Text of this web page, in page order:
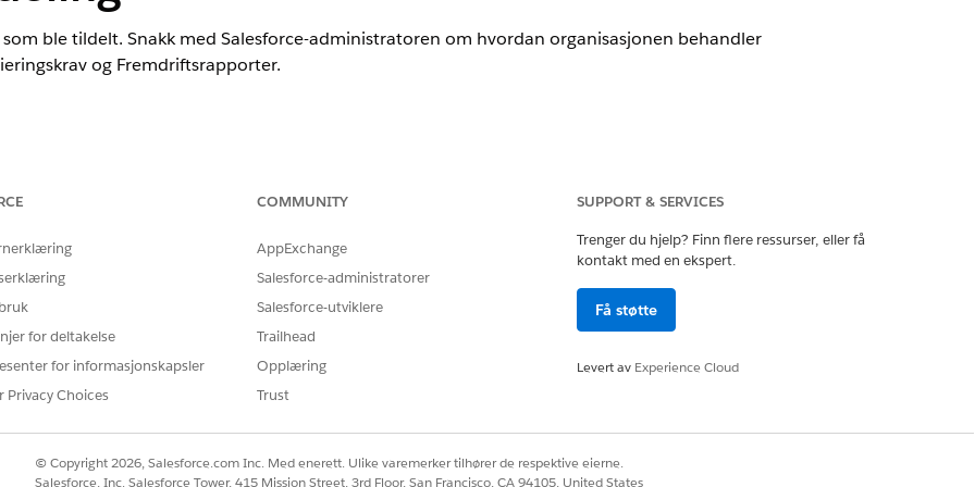
ble tildelt. Snakk med Salesforce-administratoren om hvordan organisasjonen behandler
og Fremdriftsrapporter.
Tilskuddstildeling og Løsninger for offentlig sektor.
Se tilgjengelighet av versjon.
NØDVENDIGE BRUKERTILLATELSER
og relaterte
Tillatelsessettet Tilskuddstildelingsleder
i Experience Cloud: Tilskuddstildeling for Experience Cloud-tillatelsessett
fra Appstarter.
detaljer som Beløp, Kontraktstidsramme og Budsjett for hvordan midlene brukes.
for deltakelse
for informasjonskapsler
Privacy Choices
COMMUNITY
AppExchange
Salesforce-administratorer
Salesforce-utviklere
Trailhead
Opplæring
Trust
SUPPORT & SERVICES
Trenger du hjelp? Finn flere ressurser, eller få
kontakt med en ekspert.
Få støtte
Levert av Experience Cloud
© Copyright 2026, Salesforce.com Inc. Med enerett. Ulike varemerker tilhører de respektive eierne.
Salesforce, Inc. Salesforce Tower, 415 Mission Street, 3rd Floor, San Francisco, CA 94105, United States